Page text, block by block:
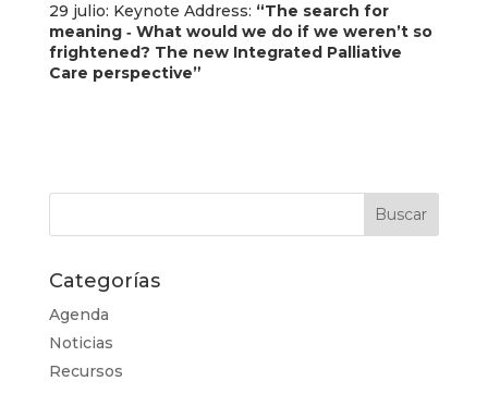
29 julio: Keynote Address: “The search for
meaning ‐ What would we do if we weren’t so
frightened? The new Integrated Palliative
Care perspective”
Categorías
Agenda
Noticias
Recursos